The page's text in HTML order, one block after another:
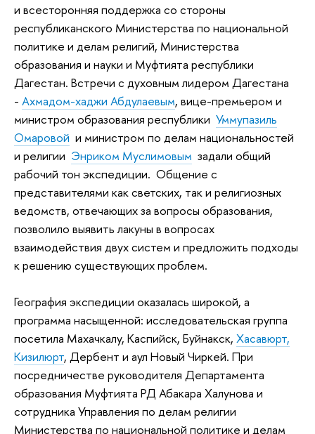
и всесторонняя поддержка со стороны
республиканского Министерства по национальной
политике и делам религий, Министерства
образования и науки и Муфтията республики
Дагестан. Встречи с духовным лидером Дагестана
- Ахмадом-хаджи Абдулаевым, вице-премьером и
министром образования республики Уммупазиль
Омаровой и министром по делам национальностей
и религии Энриком Муслимовым задали общий
рабочий тон экспедиции. Общение с
представителями как светских, так и религиозных
ведомств, отвечающих за вопросы образования,
позволило выявить лакуны в вопросах
взаимодействия двух систем и предложить подходы
к решению существующих проблем.
География экспедиции оказалась широкой, а
программа насыщенной: исследовательская группа
посетила Махачкалу, Каспийск, Буйнакск, Хасавюрт,
Кизилюрт, Дербент и аул Новый Чиркей. При
посредничестве руководителя Департамента
образования Муфтията РД Абакара Халунова и
сотрудника Управления по делам религии
Министерства по национальной политике и делам